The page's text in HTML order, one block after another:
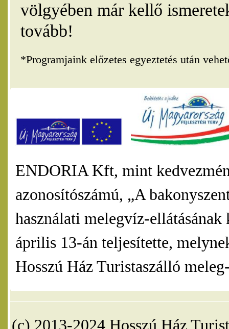
völgyében már kellő
tovább!
*Programjaink előzetes egyeztetés után
ENDORIA Kft, mint
azonosítószámú, „A
használati melegvíz-
április 13-án teljesítette,
Hosszú Ház Turistaszálló
(c) 2013-2024 Hosszú Ház